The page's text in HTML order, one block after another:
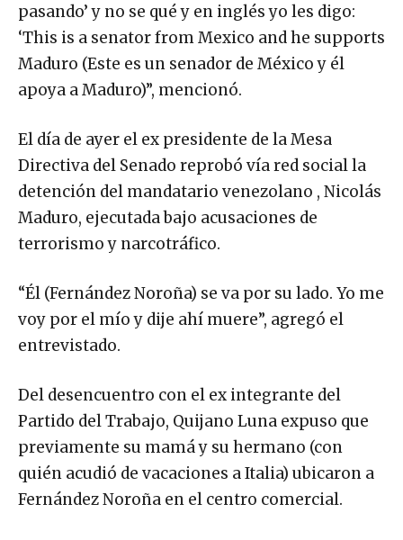
pasando’ y no se qué y en inglés yo les digo:
‘This is a senator from Mexico and he supports
Maduro (Este es un senador de México y él
apoya a Maduro)”, mencionó.
El día de ayer el ex presidente de la Mesa
Directiva del Senado reprobó vía red social la
detención del mandatario venezolano , Nicolás
Maduro, ejecutada bajo acusaciones de
terrorismo y narcotráfico.
“Él (Fernández Noroña) se va por su lado. Yo me
voy por el mío y dije ahí muere”, agregó el
entrevistado.
Del desencuentro con el ex integrante del
Partido del Trabajo, Quijano Luna expuso que
previamente su mamá y su hermano (con
quién acudió de vacaciones a Italia) ubicaron a
Fernández Noroña en el centro comercial.